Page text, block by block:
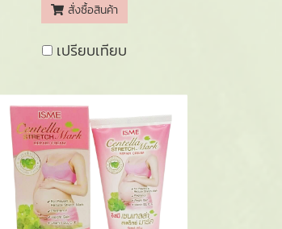
สั่งซื้อสินค้า
เปรียบเทียบ